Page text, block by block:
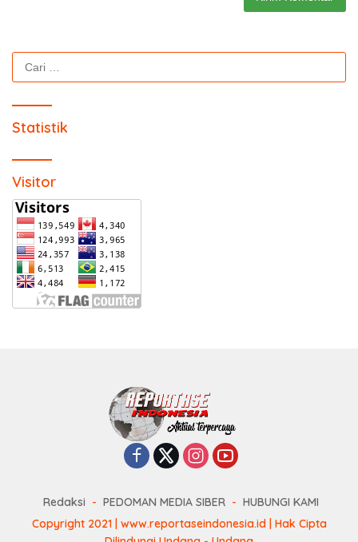
Cari
untuk:
Statistik
Visitor
Redaksi PEDOMAN MEDIA SIBER
HUBUNGI KAMI
Copyright 2021 | www.reportaseindonesia.id | Hak Cipta